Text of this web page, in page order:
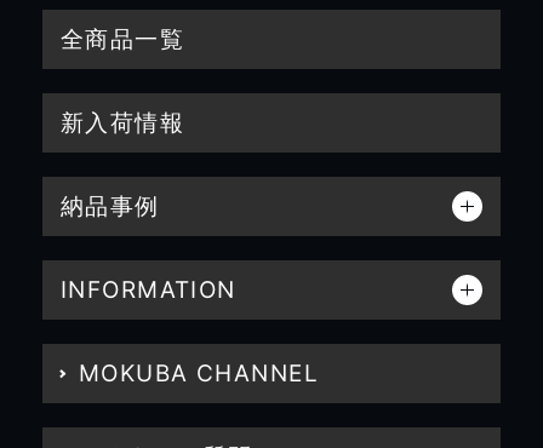
全商品一覧
新入荷情報
納品事例
INFORMATION
MOKUBA CHANNEL